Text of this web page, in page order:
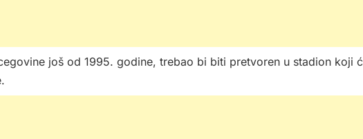
još od 1995. godine, trebao bi biti pretvoren u stadion koji